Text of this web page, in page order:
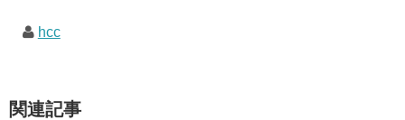
hcc
関連記事